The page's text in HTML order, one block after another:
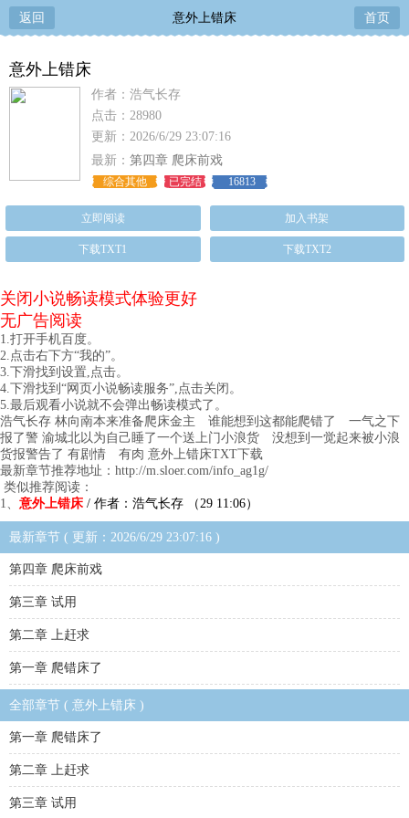
返回 意外上错床 首页
意外上错床
作者：浩气长存
点击：28980
更新：2026/6/29 23:07:16
最新： 第四章 爬床前戏
综合其他 已完结 16813
立即阅读 加入书架
下载TXT1 下载TXT2
关闭小说畅读模式体验更好
无广告阅读
1.打开手机百度。
2.点击右下方“我的”。
3.下滑找到设置,点击。
4.下滑找到“网页小说畅读服务”,点击关闭。
5.最后观看小说就不会弹出畅读模式了。
浩气长存 林向南本来准备爬床金主 谁能想到这都能爬错了 一气之下
报了警 渝城北以为自己睡了一个送上门小浪货 没想到一觉起来被小浪
货报警告了 有剧情 有肉 意外上错床TXT下载
最新章节推荐地址：http://m.sloer.com/info_ag1g/
类似推荐阅读：
1、 意外上错床 / 作者：浩气长存 （29 11:06）
最新章节 ( 更新：2026/6/29 23:07:16 )
第四章 爬床前戏
第三章 试用
第二章 上赶求
第一章 爬错床了
全部章节 ( 意外上错床 )
第一章 爬错床了
第二章 上赶求
第三章 试用